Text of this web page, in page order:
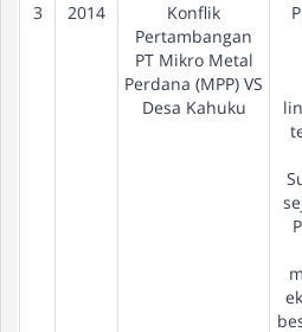
3 2014
Konflik
Pertambangan
PT Mikro Metal
Perdana (MPP) VS
Desa Kahuku